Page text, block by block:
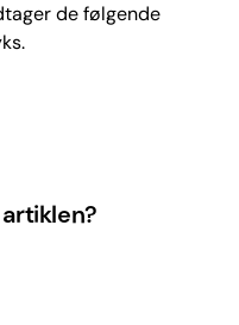
de følgende